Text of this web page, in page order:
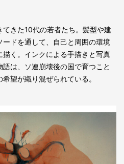
きた10代の若者たち。髪型や建
ドを通して、自己と周囲の環境
く。インクによる手描きと写真
は、ソ連崩壊後の国で育つこと
望が織り混ぜられている。